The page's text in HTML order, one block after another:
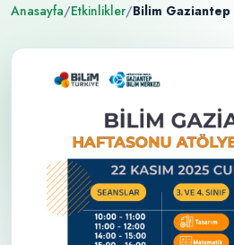
Anasayfa/Etkinlikler/